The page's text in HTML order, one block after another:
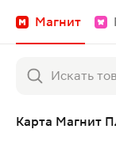
Магнит
Карта Магнит